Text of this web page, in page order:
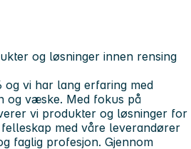
og løsninger innen rensing
og vi har lang erfaring med
og væske. Med fokus på
vi produkter og løsninger for
med våre leverandører
faglig profesjon. Gjennom